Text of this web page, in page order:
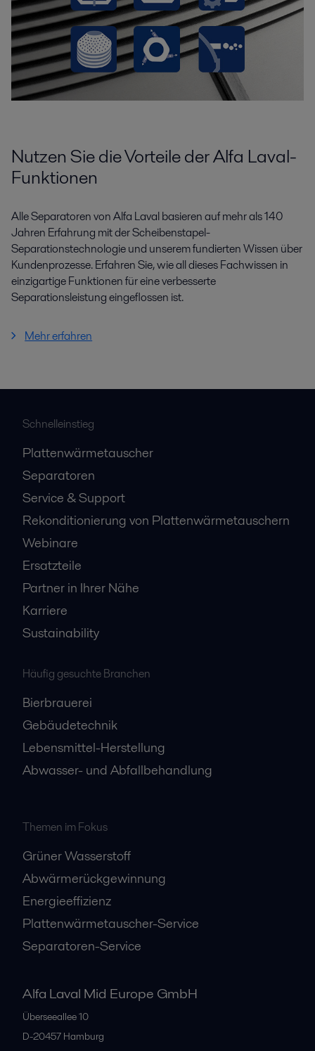
Nutzen Sie die Vorteile der Alfa Laval-
Funktionen
Alle Separatoren von Alfa Laval basieren auf mehr als 140
Jahren Erfahrung mit der Scheibenstapel-
Separationstechnologie und unserem fundierten Wissen über
Kundenprozesse. Erfahren Sie, wie all dieses Fachwissen in
einzigartige Funktionen für eine verbesserte
Separationsleistung eingeflossen ist.
Mehr erfahren
Schnelleinstieg
Plattenwärmetauscher
Separatoren
Service & Support
Rekonditionierung von Plattenwärmetauschern
Webinare
Ersatzteile
Partner in Ihrer Nähe
Karriere
Sustainability
Häufig gesuchte Branchen
Bierbrauerei
Gebäudetechnik
Lebensmittel-Herstellung
Abwasser- und Abfallbehandlung
Themen im Fokus
Grüner Wasserstoff
Abwärmerückgewinnung
Energieeffizienz
Plattenwärmetauscher-Service
Separatoren-Service
Alfa Laval Mid Europe GmbH
Überseeallee 10
D-20457 Hamburg